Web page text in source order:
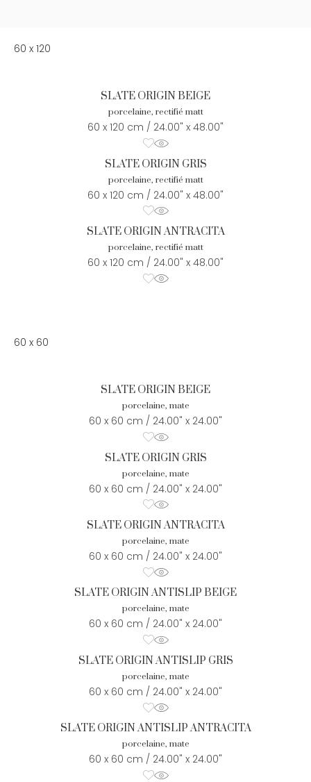
60 x 120
SLATE ORIGIN BEIGE
porcelaine, rectifié matt
60 x 120 cm / 24.00" x 48.00"
SLATE ORIGIN GRIS
porcelaine, rectifié matt
60 x 120 cm / 24.00" x 48.00"
SLATE ORIGIN ANTRACITA
porcelaine, rectifié matt
60 x 120 cm / 24.00" x 48.00"
60 x 60
SLATE ORIGIN BEIGE
porcelaine, mate
60 x 60 cm / 24.00" x 24.00"
SLATE ORIGIN GRIS
porcelaine, mate
60 x 60 cm / 24.00" x 24.00"
SLATE ORIGIN ANTRACITA
porcelaine, mate
60 x 60 cm / 24.00" x 24.00"
SLATE ORIGIN ANTISLIP BEIGE
porcelaine, mate
60 x 60 cm / 24.00" x 24.00"
SLATE ORIGIN ANTISLIP GRIS
porcelaine, mate
60 x 60 cm / 24.00" x 24.00"
SLATE ORIGIN ANTISLIP ANTRACITA
porcelaine, mate
60 x 60 cm / 24.00" x 24.00"